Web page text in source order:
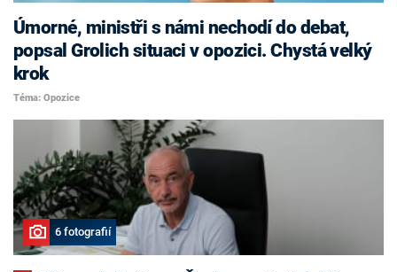
Úmorné, ministři s námi nechodí do debat,
popsal Grolich situaci v opozici. Chystá velký
krok
Téma: Opozice
6 fotografií